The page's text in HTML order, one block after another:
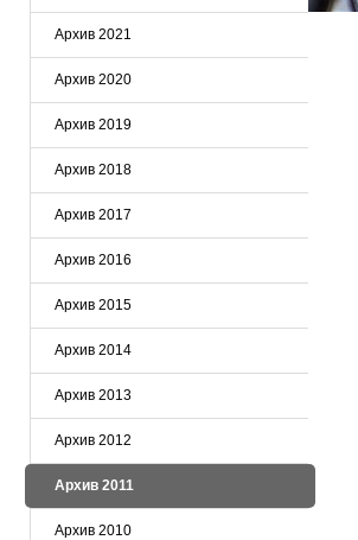
Архив 2021
Архив 2020
Архив 2019
Архив 2018
Архив 2017
Архив 2016
Архив 2015
Архив 2014
Архив 2013
Архив 2012
Архив 2011
Архив 2010